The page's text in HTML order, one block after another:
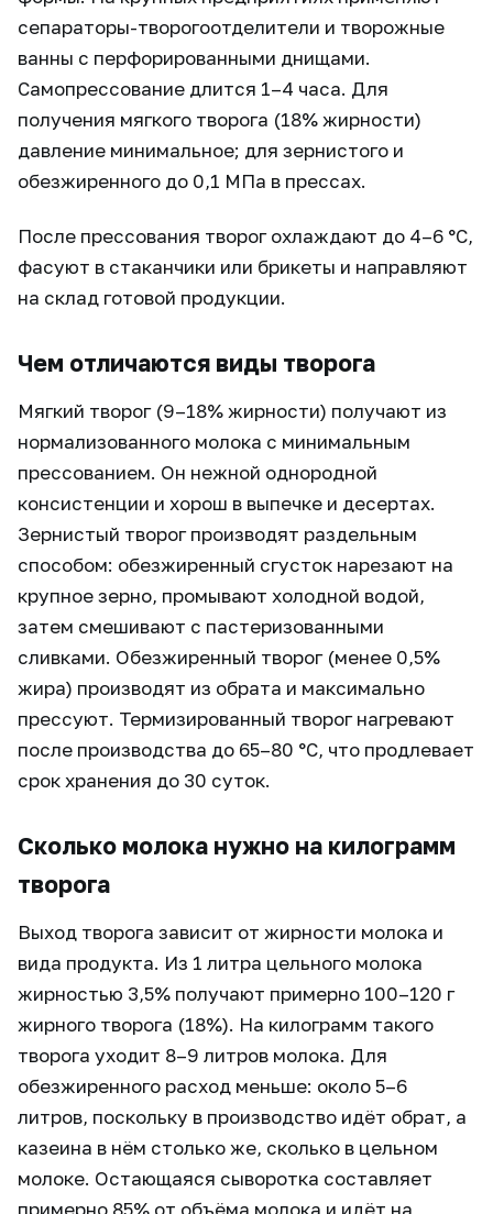
сепараторы-творогоотделители и творожные
ванны с перфорированными днищами.
Самопрессование длится 1–4 часа. Для
получения мягкого творога (18% жирности)
давление минимальное; для зернистого и
обезжиренного до 0,1 МПа в прессах.
После прессования творог охлаждают до 4–6 °C,
фасуют в стаканчики или брикеты и направляют
на склад готовой продукции.
Чем отличаются виды творога
Мягкий творог (9–18% жирности) получают из
нормализованного молока с минимальным
прессованием. Он нежной однородной
консистенции и хорош в выпечке и десертах.
Зернистый творог производят раздельным
способом: обезжиренный сгусток нарезают на
крупное зерно, промывают холодной водой,
затем смешивают с пастеризованными
сливками. Обезжиренный творог (менее 0,5%
жира) производят из обрата и максимально
прессуют. Термизированный творог нагревают
после производства до 65–80 °C, что продлевает
срок хранения до 30 суток.
Сколько молока нужно на килограмм
творога
Выход творога зависит от жирности молока и
вида продукта. Из 1 литра цельного молока
жирностью 3,5% получают примерно 100–120 г
жирного творога (18%). На килограмм такого
творога уходит 8–9 литров молока. Для
обезжиренного расход меньше: около 5–6
литров, поскольку в производство идёт обрат, а
казеина в нём столько же, сколько в цельном
молоке. Остающаяся сыворотка составляет